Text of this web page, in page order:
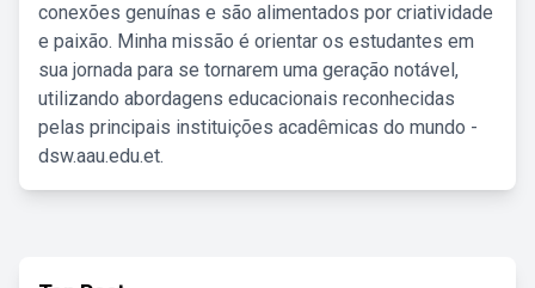
conexões genuínas e são alimentados por criatividade
e paixão. Minha missão é orientar os estudantes em
sua jornada para se tornarem uma geração notável,
utilizando abordagens educacionais reconhecidas
pelas principais instituições acadêmicas do mundo -
dsw.aau.edu.et.